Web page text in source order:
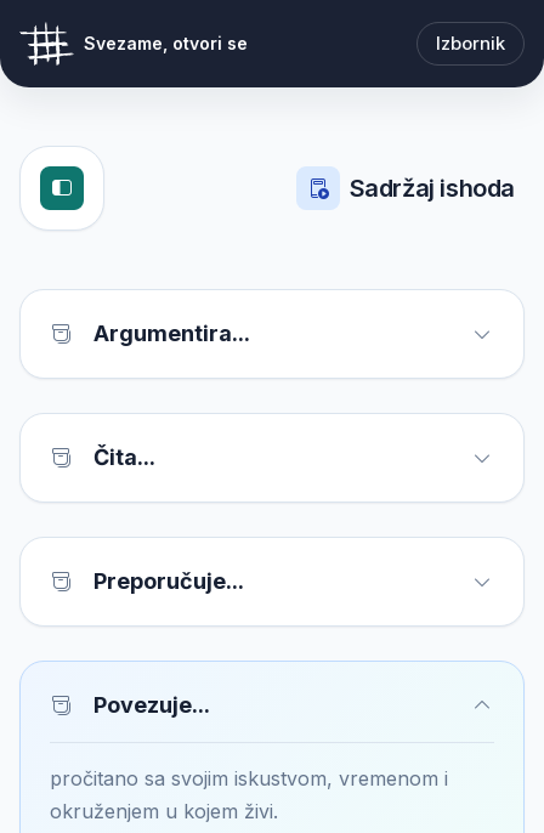
Svezame, otvori se Izbornik
Sadržaj ishoda
Argumentira...
Čita...
Preporučuje...
Povezuje...
pročitano sa svojim iskustvom, vremenom i
okruženjem u kojem živi.